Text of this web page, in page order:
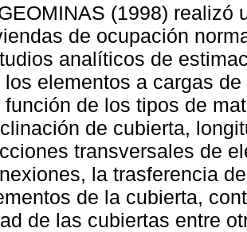
(1998) realizó
de ocupación
analíticos de
los elementos a cargas
función de los tipos de
de cubierta,
transversales de
la trasferencia
de la cubierta,
de las cubiertas entre